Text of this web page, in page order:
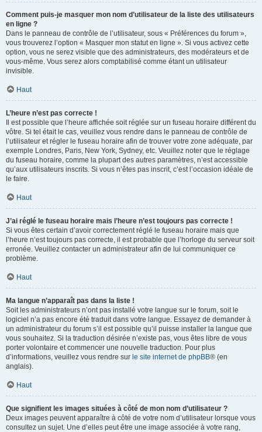
Comment puis-je masquer mon nom d’utilisateur de la liste des utilisateurs
en ligne ?
Dans le panneau de contrôle de l’utilisateur, sous « Préférences du forum »,
vous trouverez l’option « Masquer mon statut en ligne ». Si vous activez cette
option, vous ne serez visible que des administrateurs, des modérateurs et de
vous-même. Vous serez alors comptabilisé comme étant un utilisateur
invisible.
Haut
L’heure n’est pas correcte !
Il est possible que l’heure affichée soit réglée sur un fuseau horaire différent du
vôtre. Si tel était le cas, veuillez vous rendre dans le panneau de contrôle de
l’utilisateur et régler le fuseau horaire afin de trouver votre zone adéquate, par
exemple Londres, Paris, New York, Sydney, etc. Veuillez noter que le réglage
du fuseau horaire, comme la plupart des autres paramètres, n’est accessible
qu’aux utilisateurs inscrits. Si vous n’êtes pas inscrit, c’est l’occasion idéale de
le faire.
Haut
J’ai réglé le fuseau horaire mais l’heure n’est toujours pas correcte !
Si vous êtes certain d’avoir correctement réglé le fuseau horaire mais que
l’heure n’est toujours pas correcte, il est probable que l’horloge du serveur soit
erronée. Veuillez contacter un administrateur afin de lui communiquer ce
problème.
Haut
Ma langue n’apparaît pas dans la liste !
Soit les administrateurs n’ont pas installé votre langue sur le forum, soit le
logiciel n’a pas encore été traduit dans votre langue. Essayez de demander à
un administrateur du forum s’il est possible qu’il puisse installer la langue que
vous souhaitez. Si la traduction désirée n’existe pas, vous êtes libre de vous
porter volontaire et commencer une nouvelle traduction. Pour plus
d’informations, veuillez vous rendre sur le site internet de phpBB® (en
anglais).
Haut
Que signifient les images situées à côté de mon nom d’utilisateur ?
Deux images peuvent apparaître à côté de votre nom d’utilisateur lorsque vous
consultez un sujet. Une d’elles peut être une image associée à votre rang,